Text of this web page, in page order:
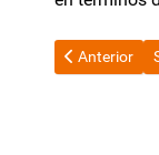
Artículo
Anterior